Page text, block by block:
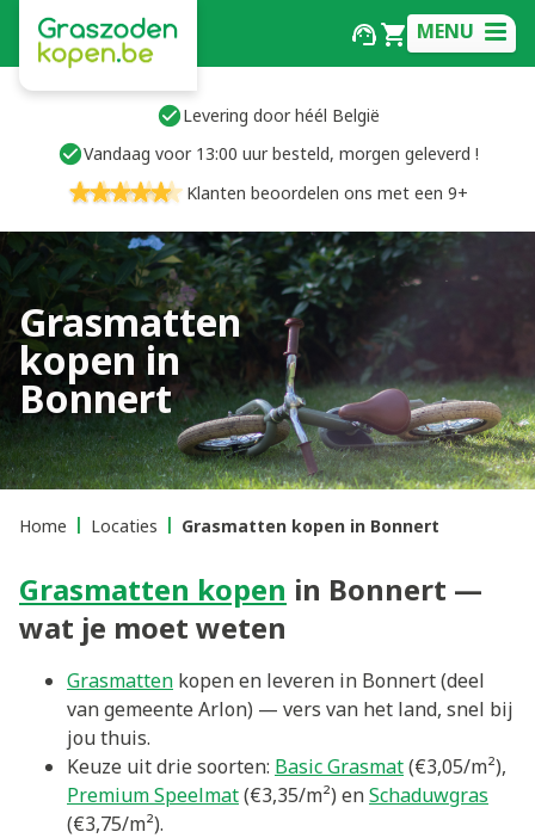
MENU
Levering door héél België
Vandaag voor 13:00 uur besteld, morgen geleverd !
Klanten beoordelen ons met een 9+
Grasmatten
kopen in
Bonnert
Home Locaties Grasmatten kopen in Bonnert
Grasmatten kopen in Bonnert —
wat je moet weten
Grasmatten kopen en leveren in Bonnert (deel
van gemeente Arlon) — vers van het land, snel bij
jou thuis.
Keuze uit drie soorten: Basic Grasmat(€3,05/m²),
Premium Speelmat(€3,35/m²) enSchaduwgras
(€3,75/m²).